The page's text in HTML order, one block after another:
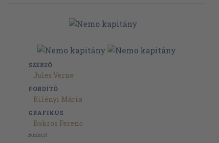
SZERZŐ
Jules Verne
FORDÍTÓ
Kilényi Mária
GRAFIKUS
Bokros Ferenc
Budapest